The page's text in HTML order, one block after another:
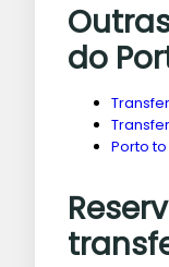
do
Porto